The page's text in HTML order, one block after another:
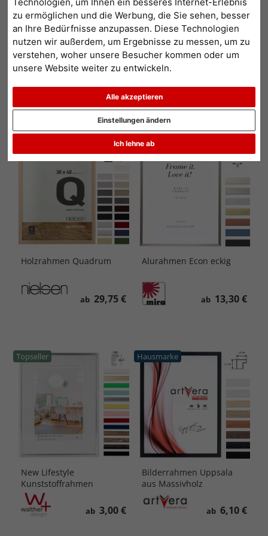
Technologien, um Ihnen ein besseres Internet-Erlebnis
zu ermöglichen und die Werbung, die Sie sehen, besser
an Ihre Bedürfnisse anzupassen. Diese Technologien
nutzen wir außerdem, um Ergebnisse zu messen, um zu
verstehen, woher unsere Besucher kommen oder um
unsere Website weiter zu entwickeln.
Alle akzeptieren
Ich lehne ab
Einstellungen ändern
geben Ihnen hier einen Überblick über alle Formate in unserem
Shop- Sie müssen nur auf den entsprechende Link klicken. Einfach
weiterlesen...
122 >
Beliebtheit Preis aufsteigend Preis absteigend
Holzrahmen Quadrum
ab 29,75 €
Topseller
Alurahmen Econ eckig
ab 13,30 €
Topseller
New Lifestyle
Kunststoffrahmen
ab 3,00 €
Hausmarke
Bilderrahmen Uppsala
aus Massivholz
ab 6,10 €